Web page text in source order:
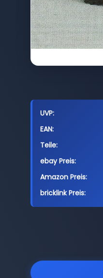
UVP:
EAN:
Teile:
ebay Preis:
Amazon Preis:
bricklink Preis: